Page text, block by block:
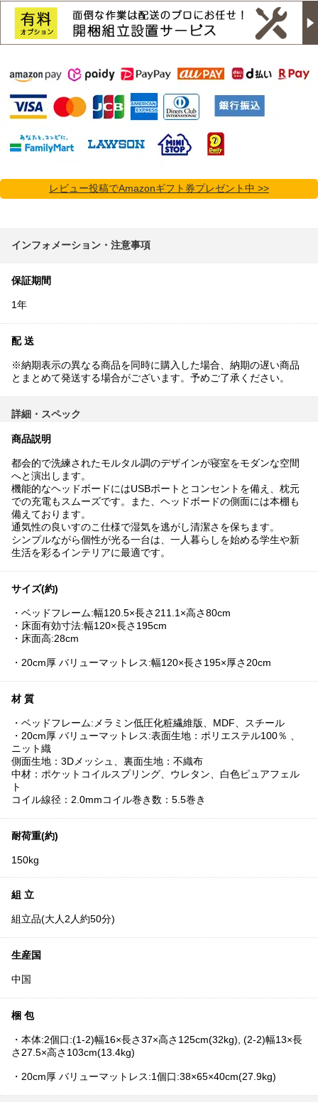
レビュー投稿でAmazonギフト券プレゼント中 >>
インフォメーション・注意事項
保証期間
1年
配 送
※納期表示の異なる商品を同時に購入した場合、納期の遅い商品
とまとめて発送する場合がございます。予めご了承ください。
詳細・スペック
商品説明
都会的で洗練されたモルタル調のデザインが寝室をモダンな空間
へと演出します。
機能的なヘッドボードにはUSBポートとコンセントを備え、枕元
での充電もスムーズです。また、ヘッドボードの側面には本棚も
備えております。
通気性の良いすのこ仕様で湿気を逃がし清潔さを保ちます。
シンプルながら個性が光る一台は、一人暮らしを始める学生や新
生活を彩るインテリアに最適です。
サイズ(約)
・ベッドフレーム:幅120.5×長さ211.1×高さ80cm
・床面有効寸法:幅120×長さ195cm
・床面高:28cm
・20cm厚 バリューマットレス:幅120×長さ195×厚さ20cm
材 質
・ベッドフレーム:メラミン低圧化粧繊維版、MDF、スチール
・20cm厚 バリューマットレス:表面生地：ポリエステル100％ 、
ニット織
側面生地：3Dメッシュ、裏面生地：不織布
中材：ポケットコイルスプリング、ウレタン、白色ピュアフェル
ト
コイル線径：2.0mmコイル巻き数：5.5巻き
耐荷重(約)
150kg
組 立
組立品(大人2人約50分)
生産国
中国
梱 包
・本体:2個口:(1-2)幅16×長さ37×高さ125cm(32kg), (2-2)幅13×長
さ27.5×高さ103cm(13.4kg)
・20cm厚 バリューマットレス:1個口:38×65×40cm(27.9kg)